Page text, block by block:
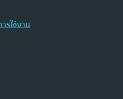
รใช้งาน